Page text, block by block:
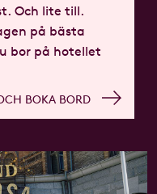
Och lite till.
på bästa
bor på hotellet
BOKA BORD